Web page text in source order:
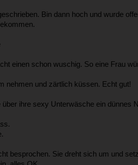
Bin dann hoch und wurde
einen schon wuschig. So eine Frau
nehmen und zärtlich küssen. Echt gut!
ihre sexy Unterwäsche ein dünnes
besprochen. Sie dreht sich um und